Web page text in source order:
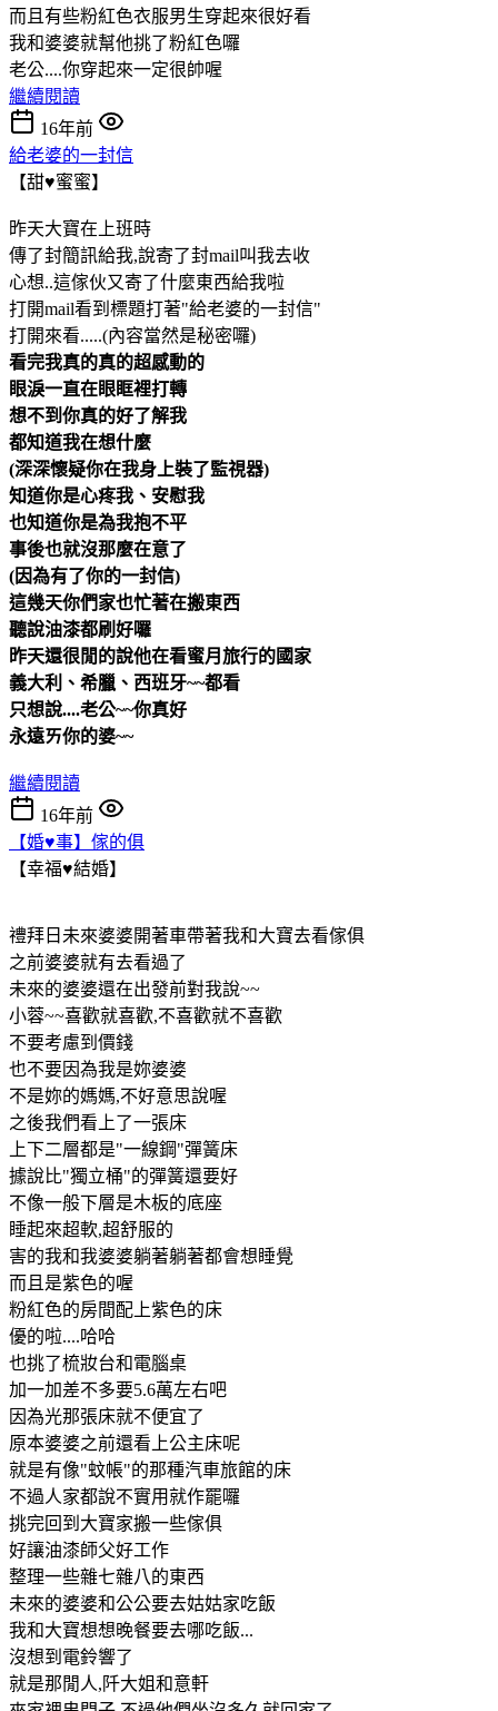
而且有些粉紅色衣服男生穿起來很好看
我和婆婆就幫他挑了粉紅色囉
老公....你穿起來一定很帥喔
繼續閱讀
16年前
給老婆的一封信
【甜♥蜜蜜】
昨天大寶在上班時
傳了封簡訊給我,說寄了封mail叫我去收
心想..這傢伙又寄了什麼東西給我啦
打開mail看到標題打著"給老婆的一封信"
打開來看.....(內容當然是秘密囉)
看完我真的真的超感動的
眼淚一直在眼眶裡打轉
想不到你真的好了解我
都知道我在想什麼
(深深懷疑你在我身上裝了監視器)
知道你是心疼我、安慰我
也知道你是為我抱不平
事後也就沒那麼在意了
(因為有了你的一封信)
這幾天你們家也忙著在搬東西
聽說油漆都刷好囉
昨天還很閒的說他在看蜜月旅行的國家
義大利、希臘、西班牙~~都看
只想說....老公~~你真好
永遠ㄞ你的婆~~
繼續閱讀
16年前
【婚♥事】傢的俱
【幸福♥結婚】
禮拜日未來婆婆開著車帶著我和大寶去看傢俱
之前婆婆就有去看過了
未來的婆婆還在出發前對我說~~
小蓉~~喜歡就喜歡,不喜歡就不喜歡
不要考慮到價錢
也不要因為我是妳婆婆
不是妳的媽媽,不好意思說喔
之後我們看上了一張床
上下二層都是"一線鋼"彈簧床
據說比"獨立桶"的彈簧還要好
不像一般下層是木板的底座
睡起來超軟,超舒服的
害的我和我婆婆躺著躺著都會想睡覺
而且是紫色的喔
粉紅色的房間配上紫色的床
優的啦....哈哈
也挑了梳妝台和電腦桌
加一加差不多要5.6萬左右吧
因為光那張床就不便宜了
原本婆婆之前還看上公主床呢
就是有像"蚊帳"的那種汽車旅館的床
不過人家都說不實用就作罷囉
挑完回到大寶家搬一些傢俱
好讓油漆師父好工作
整理一些雜七雜八的東西
未來的婆婆和公公要去姑姑家吃飯
我和大寶想想晚餐要去哪吃飯...
沒想到電鈴響了
就是那閒人,阡大姐和意軒